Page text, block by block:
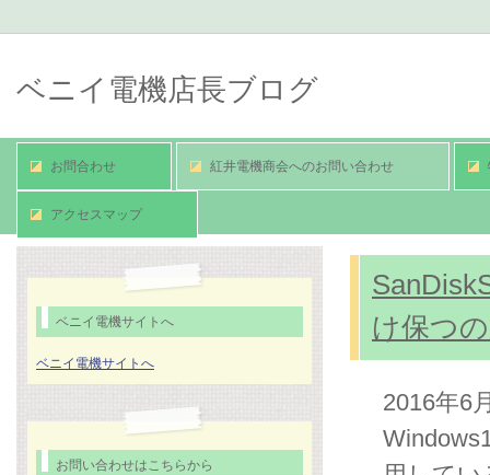
け保つ
2016年6
ベニイ電機サイトへ
ベニイ電機サイトへ
お問い合わせはこちらから
ベニイ電機店長ブログ
お問合わせ 紅井電機商会へのお問い合わせ
アクセスマップ